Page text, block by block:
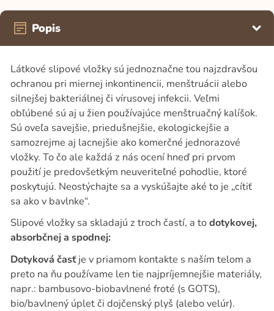
Popis
Látkové slipové vložky sú jednoznačne tou najzdravšou
ochranou pri miernej inkontinencii, menštruácii alebo
silnejšej bakteriálnej či vírusovej infekcii. Veľmi
obľúbené sú aj u žien používajúce menštruačný kalíšok.
Sú oveľa savejšie, priedušnejšie, ekologickejšie a
samozrejme aj lacnejšie ako komerčné jednorazové
vložky. To čo ale každá z nás ocení hneď pri prvom
použití je predovšetkým neuveriteľné pohodlie, ktoré
poskytujú. Neostýchajte sa a vyskúšajte aké to je „cítiť
sa ako v bavlnke“.
Slipové vložky sa skladajú z troch častí, a todotykovej,
absorbčnej a spodnej:
Dotyková časťje v priamom kontakte s naším telom a
preto na ňu používame len tie najpríjemnejšie materiály,
napr.: bambusovo-biobavlnené froté (s GOTS),
bio/bavlnený úplet či dojčenský plyš (alebo velúr).